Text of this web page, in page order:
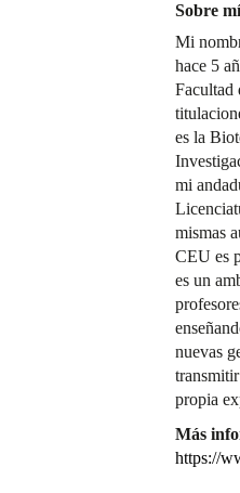
Sobre mí
Mi
hace 5
Facultad
es la
mi
mismas
CEU es
es un
nuevas
propia
Más
https://